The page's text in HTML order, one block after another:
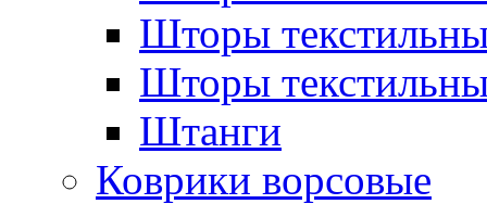
Шторы
Шторы
Штанги
Коврики ворсовые